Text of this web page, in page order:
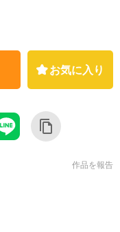
お気に入り
作品を報告